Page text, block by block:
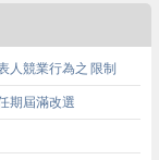
人競業行為之 限制
期屆滿改選